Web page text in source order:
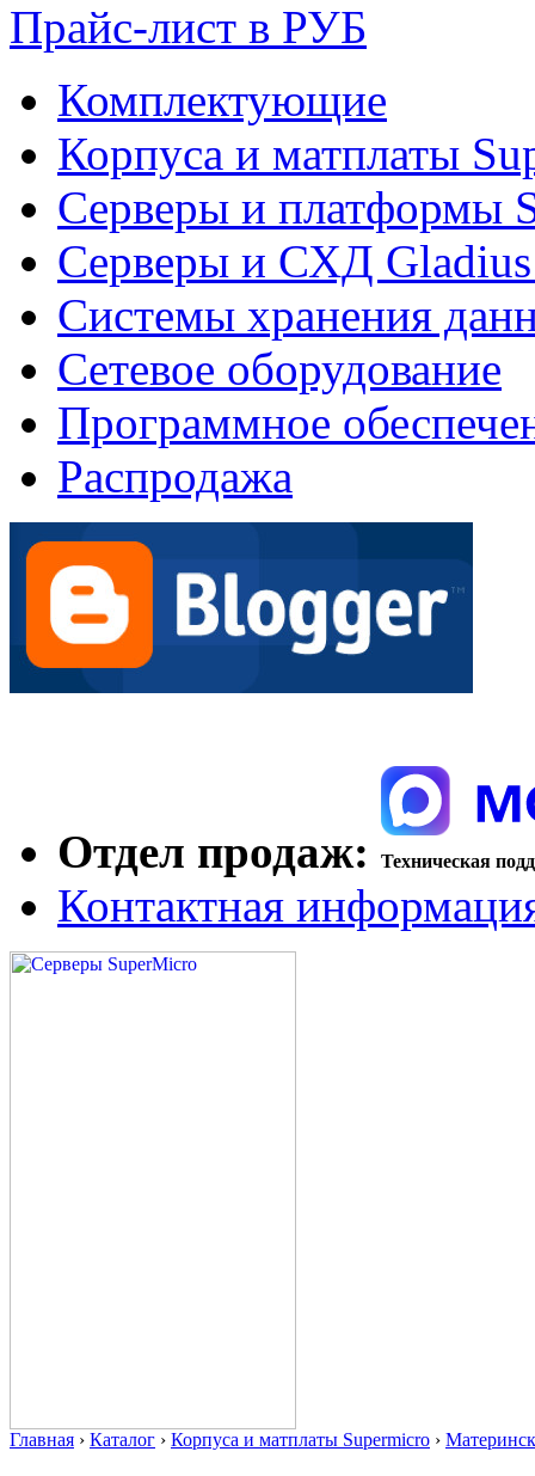
Прайc-лист в РУБ
Комплектующие
Корпуса и матплаты
Серверы и платформы
Серверы и СХД Gladius
Системы хранения
Сетевое оборудование
Программное
Распродажа
Отдел продаж: Техническая
Контактная
Главная › Каталог › Корпуса и матплаты Supermicro ›